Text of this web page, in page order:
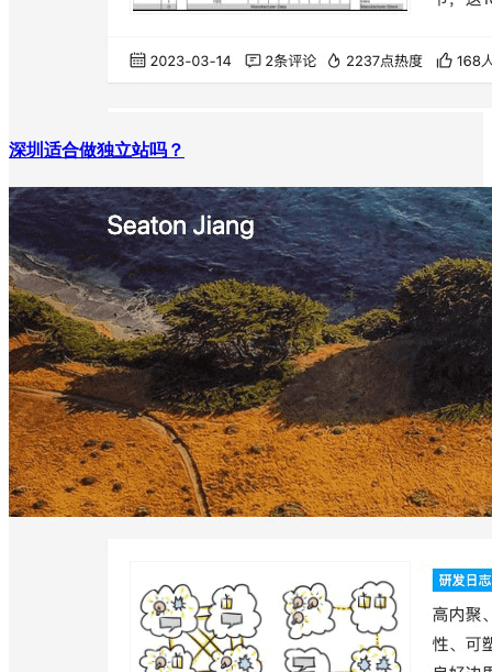
深圳适合做独立站吗？